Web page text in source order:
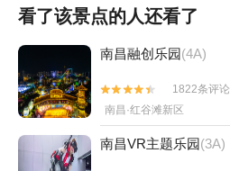
看了该景点的人还看了
南昌融创乐园(4A)


1822条评论
南昌·红谷滩新区
南昌VR主题乐园(3A)